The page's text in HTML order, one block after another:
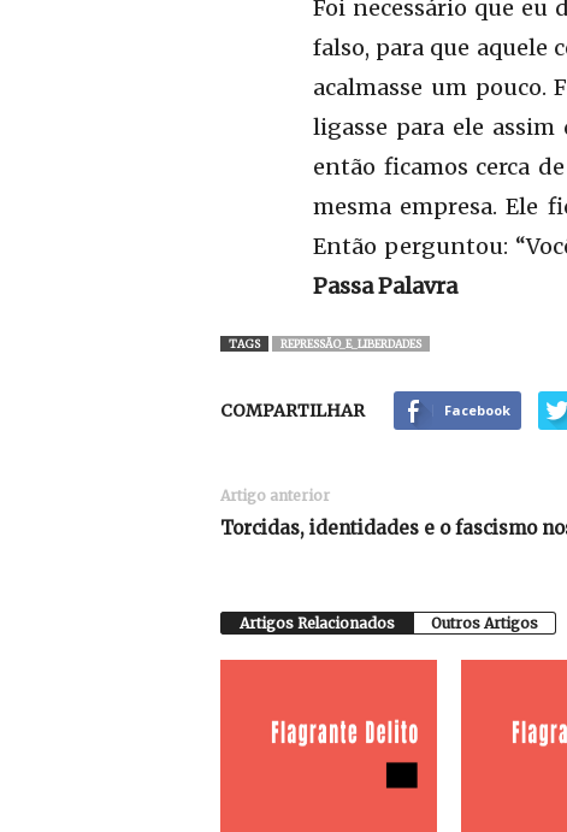
Foi necessário que eu
falso, para que aquele
acalmasse um
ligasse para ele
então ficamos cerca
mesma empresa. Ele
Então perguntou:
Passa Palavra
TAGS REPRESSÃO_E_LIBERDADES
COMPARTILHAR Facebook
Artigo anterior
Torcidas, identidades e o fascismo
Artigos Relacionados Outros Artigos